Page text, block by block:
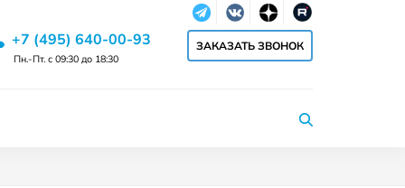
TelegramVkontakte
dzenRuTube
+7 (495) 640-00-93
Пн.-Пт. с 09:30 до 18:30
ЗАКАЗАТЬ ЗВОНОК